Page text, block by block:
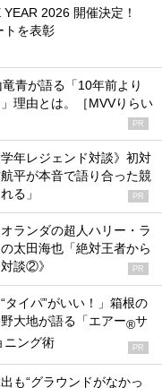
2026 開催決定！
トを表彰
青が語る「10年前より
理由とは。［MVVりらい
PR
年レジェンド対談》初対
平が本音で語り合った競
る」
PR
ランダの超人ハリー・ラ
太田海也「絶対王者から
談②》
PR
タイパ”がいい！」箱根の
大地が語る「エアー®サ
ニング術 PR
も“グラウンドがなかっ